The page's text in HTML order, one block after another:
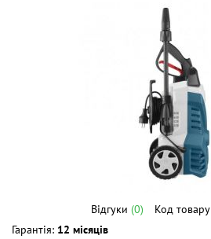
Відгуки (0) Код товару
Гарантія: 12 місяців